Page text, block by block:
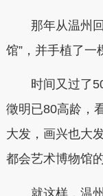
那年从温州
馆”，并手植了一
时间又过了
徵明已80高龄，
大发，画兴也大
都会艺术博物馆
就这样，温